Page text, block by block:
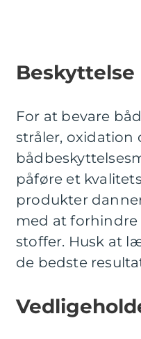
For at bevare
stråler, oxidation
påføre et
produkter
med at forhindre
stoffer. Husk at
de bedste